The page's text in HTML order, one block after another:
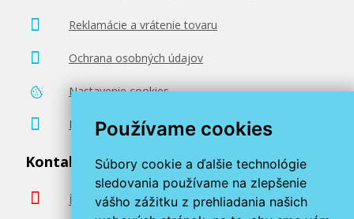
Používame cookies
Súbory cookie a ďalšie technológie
sledovania používame na zlepšenie
vášho zážitku z prehliadania našich
Reklamácie a vrátenie tovaru
Ochrana osobných údajov
Nastavenie cookies
Poradenstvo zadarmo
Kontaktujte nás
info@miroluk.sk